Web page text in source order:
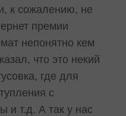
к сожалению, не
премии
непонятно кем
что это некий
где для
с
и т.д. А так у нас